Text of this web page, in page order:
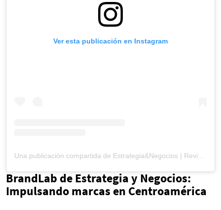
Ver esta publicación en Instagram
BrandLab de Estrategia y Negocios:
Impulsando marcas en Centroamérica